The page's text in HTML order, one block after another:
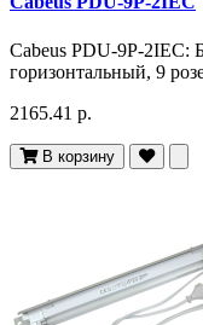
Cabeus PDU-9P-2IEC:
горизонтальный, 9
2165.41 р.
В корзину